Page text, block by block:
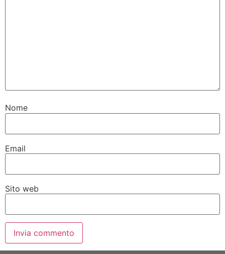
Nome
Email
Sito web